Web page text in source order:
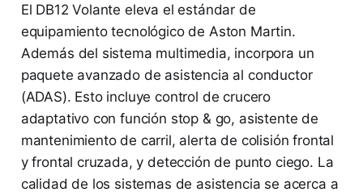
El DB12 Volante eleva el estándar de
equipamiento tecnológico de Aston Martin.
Además del sistema multimedia, incorpora un
paquete avanzado de asistencia al conductor
(ADAS). Esto incluye control de crucero
adaptativo con función stop & go, asistente de
mantenimiento de carril, alerta de colisión frontal
y frontal cruzada, y detección de punto ciego. La
calidad de los sistemas de asistencia se acerca a